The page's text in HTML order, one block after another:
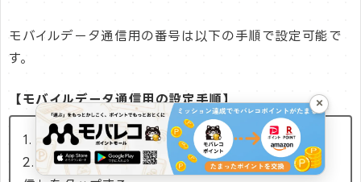
モバイルデータ通信用の番号は以下の手順で設定可能で
す。
【モバイルデータ通信用の設定手順】
1. 設定アプリを開く
2. 「モバイル通信」または「モバイルデータ通
×